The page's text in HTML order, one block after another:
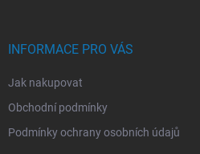
INFORMACE PRO VÁS
Jak nakupovat
Obchodní podmínky
Podmínky ochrany osobních údajů